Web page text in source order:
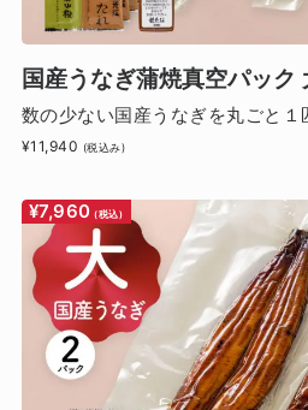
国産うなぎ蒲焼真空パック
数の少ない国産うなぎを丸ごと１
¥11,940 (税込み)
¥7,960 (税込)